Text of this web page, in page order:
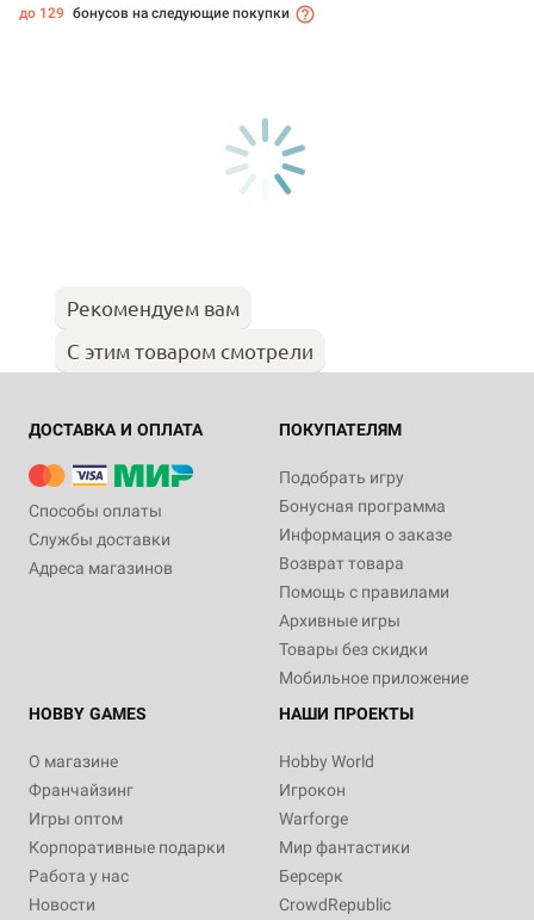
до 129 бонусов на следующие покупки
Рекомендуем вам
С этим товаром смотрели
ДОСТАВКА И ОПЛАТА
Способы оплаты
Службы доставки
Адреса магазинов
ПОКУПАТЕЛЯМ
Подобрать игру
Бонусная программа
Информация о заказе
Возврат товара
Помощь с правилами
Архивные игры
Товары без скидки
Мобильное приложение
HOBBY GAMES
О магазине
Франчайзинг
Игры оптом
Корпоративные подарки
Работа у нас
Новости
НАШИ ПРОЕКТЫ
Hobby World
Игрокон
Warforge
Мир фантастики
Берсерк
CrowdRepublic